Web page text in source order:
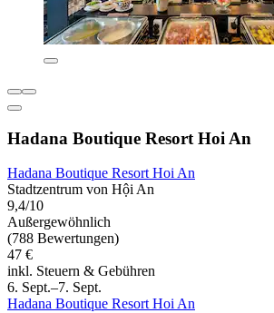
Hadana Boutique Resort Hoi An
Hadana Boutique Resort Hoi An
Stadtzentrum von Hội An
9,4/10
Außergewöhnlich
(788 Bewertungen)
47 €
inkl. Steuern & Gebühren
6. Sept.–7. Sept.
Hadana Boutique Resort Hoi An